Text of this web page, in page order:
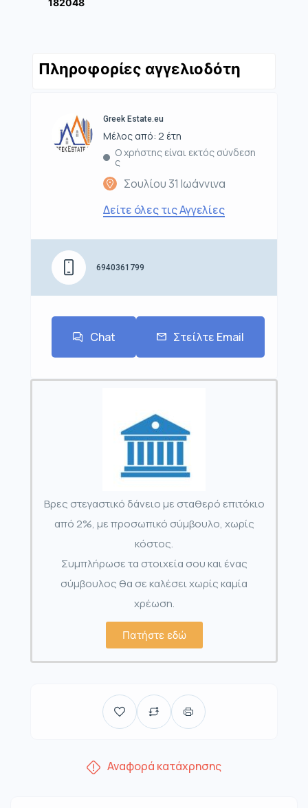
Πληροφορίες αγγελιοδότη
Greek Estate.eu
Μέλος από: 2 έτη
Ο χρήστης είναι εκτός σύνδεση
ς
Σουλίου 31 Ιωάννινα
Δείτε όλες τις Αγγελίες
6940361799
Chat Στείλτε Email
Βρες στεγαστικό δάνειο με σταθερό επιτόκιο
από 2%, με προσωπικό σύμβουλο, χωρίς
κόστος.
Συμπλήρωσε τα στοιχεία σου και ένας
σύμβουλος θα σε καλέσει χωρίς καμία
χρέωση.
Πατήστε εδώ
Αναφορά κατάχρησης